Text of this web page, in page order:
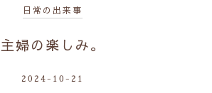
日常の出来事
主婦の楽しみ。
2024-10-21